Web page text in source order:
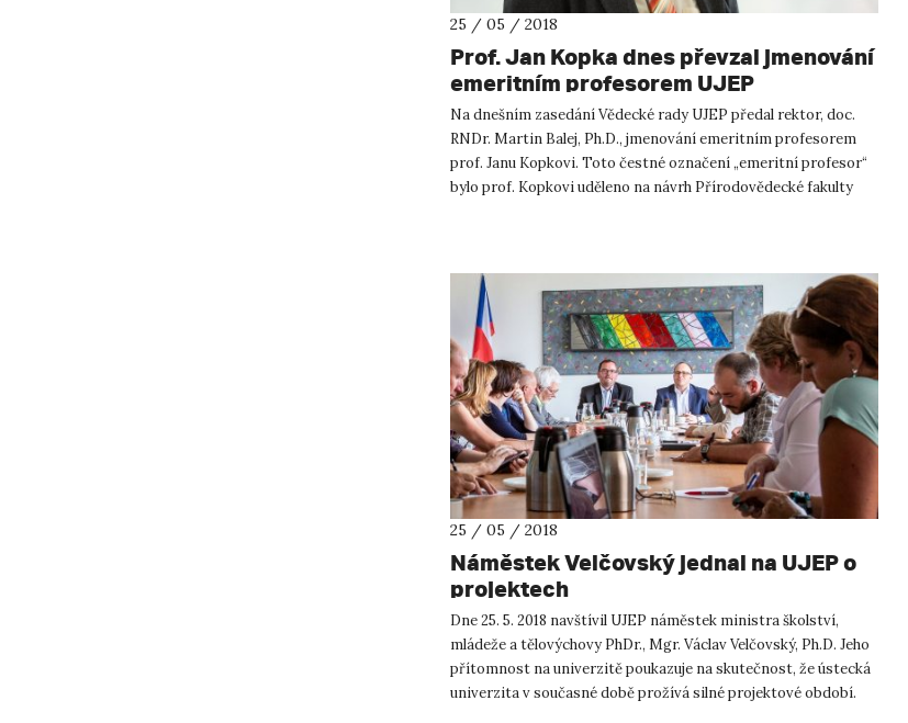
25 / 05 / 2018
Prof. Jan Kopka dnes převzal jmenování
emeritním profesorem UJEP
Na dnešním zasedání Vědecké rady UJEP předal rektor, doc.
RNDr. Martin Balej, Ph.D., jmenování emeritním profesorem
prof. Janu Kopkovi. Toto čestné označení „emeritní profesor“
bylo prof. Kopkovi uděleno na návrh Přírodovědecké fakulty
25 / 05 / 2018
Náměstek Velčovský jednal na UJEP o
projektech
Dne 25. 5. 2018 navštívil UJEP náměstek ministra školství,
mládeže a tělovýchovy PhDr., Mgr. Václav Velčovský, Ph.D. Jeho
přítomnost na univerzitě poukazuje na skutečnost, že ústecká
univerzita v současné době prožívá silné projektové období.